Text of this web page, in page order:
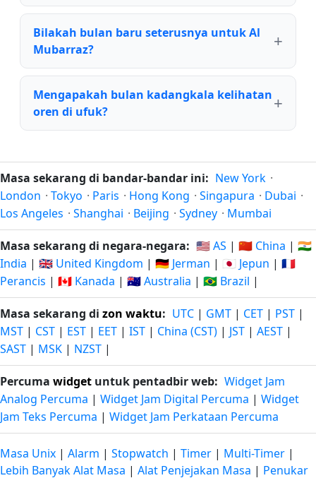
Bilakah bulan baru seterusnya untuk Al
Mubarraz?
Mengapakah bulan kadangkala kelihatan
oren di ufuk?
Masa sekarang di bandar-bandar ini: New York ·
London · Tokyo · Paris · Hong Kong · Singapura · Dubai ·
Los Angeles · Shanghai · Beijing · Sydney · Mumbai
Masa sekarang di negara-negara: 🇺🇸 AS | 🇨🇳 China | 🇮🇳
India | 🇬🇧 United Kingdom | 🇩🇪 Jerman | 🇯🇵 Jepun | 🇫🇷
Perancis | 🇨🇦 Kanada | 🇦🇺 Australia | 🇧🇷 Brazil |
Masa sekarang di zon waktu: UTC | GMT | CET | PST |
MST | CST | EST | EET | IST | China (CST) | JST | AEST |
SAST | MSK | NZST |
Percuma widget untuk pentadbir web: Widget Jam
Analog Percuma | Widget Jam Digital Percuma | Widget
Jam Teks Percuma | Widget Jam Perkataan Percuma
Masa Unix | Alarm | Stopwatch | Timer | Multi-Timer |
Lebih Banyak Alat Masa | Alat Penjejakan Masa | Penukar